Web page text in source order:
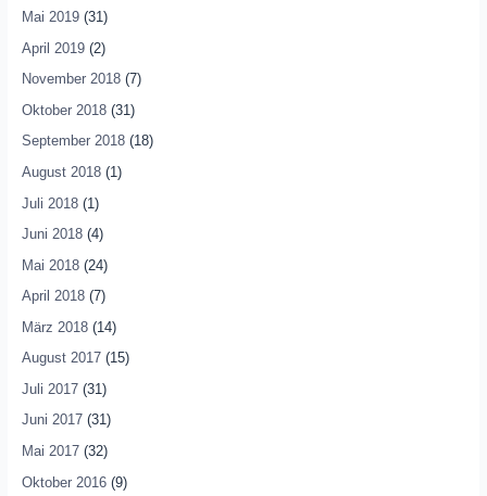
Mai 2019(31)
April 2019(2)
November 2018(7)
Oktober 2018(31)
September 2018(18)
August 2018(1)
Juli 2018(1)
Juni 2018(4)
Mai 2018(24)
April 2018(7)
März 2018(14)
August 2017(15)
Juli 2017(31)
Juni 2017(31)
Mai 2017(32)
Oktober 2016(9)